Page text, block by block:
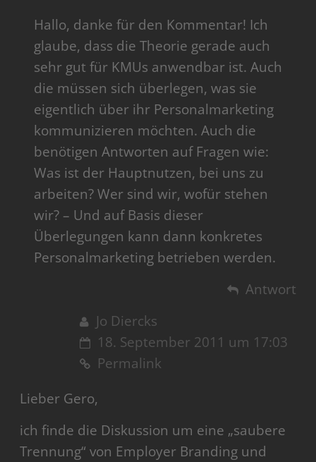
Hallo, danke für den Kommentar! Ich
glaube, dass die Theorie gerade auch
sehr gut für KMUs anwendbar ist. Auch
die müssen sich überlegen, was sie
eigentlich über ihr Personalmarketing
kommunizieren möchten. Auch die
benötigen Antworten auf Fragen wie:
Was ist der Hauptnutzen, bei uns zu
arbeiten? Wer sind wir, wofür stehen
wir? – Und auf Basis dieser
Überlegungen kann dann konkretes
Personalmarketing betrieben werden.
Antwort
Jo Diercks
18. September 2011 um 17:03
Permalink
Lieber Gero,
ich finde die Diskussion um eine „saubere
Trennung“ von Employer Branding und